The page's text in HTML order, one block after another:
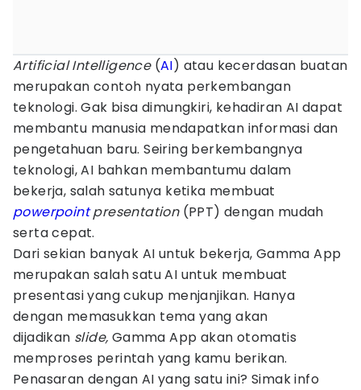
Artificial Intelligence(AI) atau kecerdasan buatan
merupakan contoh nyata perkembangan
teknologi. Gak bisa dimungkiri, kehadiran AI dapat
membantu manusia mendapatkan informasi dan
pengetahuan baru. Seiring berkembangnya
teknologi, AI bahkan membantumu dalam
bekerja, salah satunya ketika membuat
powerpointpresentation (PPT) dengan mudah
serta cepat.
Dari sekian banyak AI untuk bekerja, Gamma App
merupakan salah satu AI untuk membuat
presentasi yang cukup menjanjikan. Hanya
dengan memasukkan tema yang akan
dijadikan slide, Gamma App akan otomatis
memproses perintah yang kamu berikan.
Penasaran dengan AI yang satu ini? Simak info